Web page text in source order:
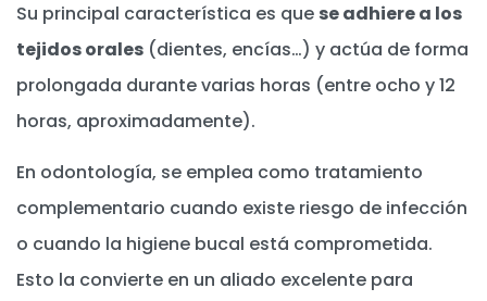
Su principal característica es que se adhiere a los
tejidos orales (dientes, encías…) y actúa de forma
prolongada durante varias horas (entre ocho y 12
horas, aproximadamente).
En odontología, se emplea como tratamiento
complementario cuando existe riesgo de infección
o cuando la higiene bucal está comprometida.
Esto la convierte en un aliado excelente para